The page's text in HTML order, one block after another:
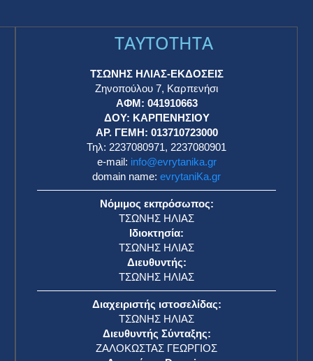
TAYTOTHTA
ΤΣΩΝΗΣ ΗΛΙΑΣ-ΕΚΔΟΣΕΙΣ
Ζηνοπούλου 7, Καρπενήσι
ΑΦΜ: 041910663
ΔΟΥ: ΚΑΡΠΕΝΗΣΙΟΥ
ΑΡ. ΓΕΜΗ: 013710723000
Τηλ: 2237080971, 2237080901
e-mail: info@evrytanika.gr
domain name: evrytaniKa.gr
Νόμιμος εκπρόσωπος:
ΤΣΩΝΗΣ ΗΛΙΑΣ
Ιδιοκτησία:
ΤΣΩΝΗΣ ΗΛΙΑΣ
Διευθυντής:
ΤΣΩΝΗΣ ΗΛΙΑΣ
Διαχειριστής ιστοσελίδας:
ΤΣΩΝΗΣ ΗΛΙΑΣ
Διευθυντής Σύνταξης:
ΖΑΛΟΚΩΣΤΑΣ ΓΕΩΡΓΙΟΣ